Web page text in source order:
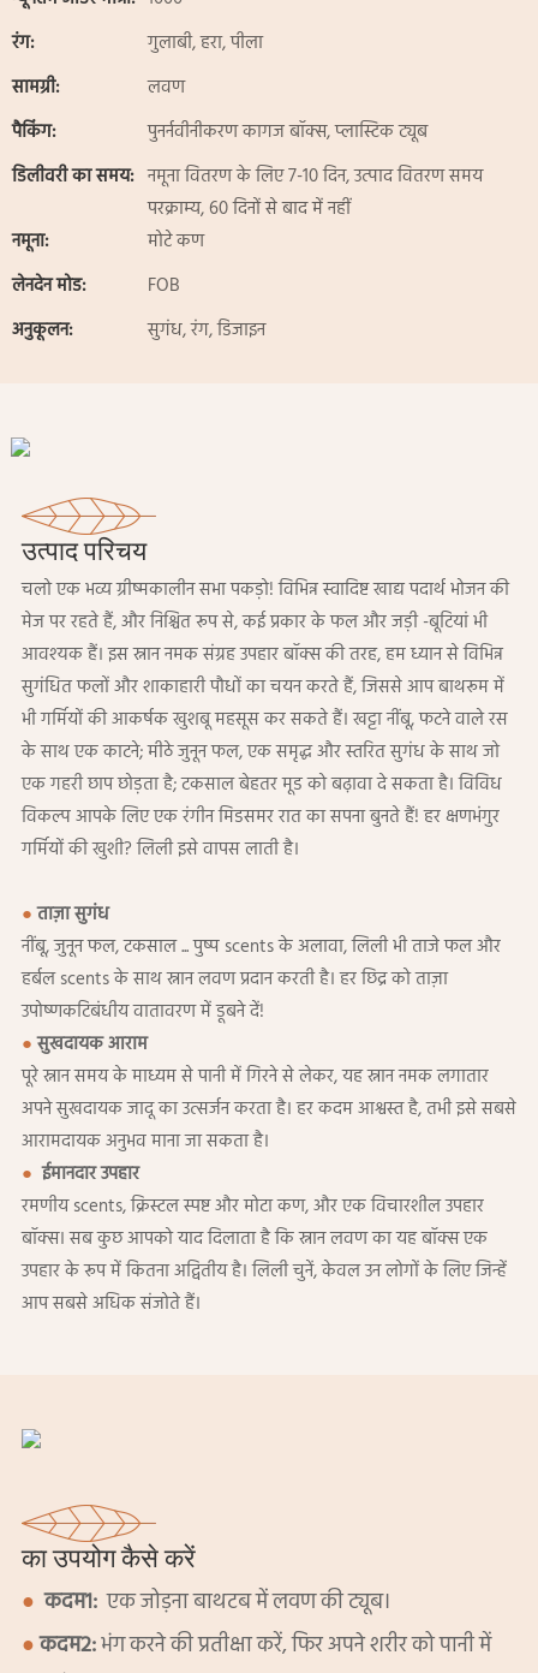
रंग:
गुलाबी, हरा, पीला
सामग्री:
लवण
पैकिंग:
पुनर्नवीनीकरण कागज बॉक्स, प्लास्टिक ट्यूब
डिलीवरी का समय: नमूना वितरण के लिए 7-10 दिन, उत्पाद वितरण समय
परक्राम्य, 60 दिनों से बाद में नहीं
नमूना:
मोटे कण
लेनदेन मोड:
FOB
अनुकूलन:
सुगंध, रंग, डिजाइन
उत्पाद परिचय
चलो एक भव्य ग्रीष्मकालीन सभा पकड़ो! विभिन्न स्वादिष्ट खाद्य पदार्थ भोजन की
मेज पर रहते हैं, और निश्चित रूप से, कई प्रकार के फल और जड़ी -बूटियां भी
आवश्यक हैं। इस स्नान नमक संग्रह उपहार बॉक्स की तरह, हम ध्यान से विभिन्न
सुगंधित फलों और शाकाहारी पौधों का चयन करते हैं, जिससे आप बाथरूम में
भी गर्मियों की आकर्षक खुशबू महसूस कर सकते हैं। खट्टा नींबू, फटने वाले रस
के साथ एक काटने; मीठे जुनून फल, एक समृद्ध और स्तरित सुगंध के साथ जो
एक गहरी छाप छोड़ता है; टकसाल बेहतर मूड को बढ़ावा दे सकता है। विविध
विकल्प आपके लिए एक रंगीन मिडसमर रात का सपना बुनते हैं! हर क्षणभंगुर
गर्मियों की खुशी? लिली इसे वापस लाती है।
●ताज़ा सुगंध
नींबू, जुनून फल, टकसाल ... पुष्प scents के अलावा, लिली भी ताजे फल और
हर्बल scents के साथ स्नान लवण प्रदान करती है। हर छिद्र को ताज़ा
उपोष्णकटिबंधीय वातावरण में डूबने दें!
●सुखदायक आराम
पूरे स्नान समय के माध्यम से पानी में गिरने से लेकर, यह स्नान नमक लगातार
अपने सुखदायक जादू का उत्सर्जन करता है। हर कदम आश्वस्त है, तभी इसे सबसे
आरामदायक अनुभव माना जा सकता है।
● ईमानदार उपहार
रमणीय scents, क्रिस्टल स्पष्ट और मोटा कण, और एक विचारशील उपहार
बॉक्स। सब कुछ आपको याद दिलाता है कि स्नान लवण का यह बॉक्स एक
उपहार के रूप में कितना अद्वितीय है। लिली चुनें, केवल उन लोगों के लिए जिन्हें
आप सबसे अधिक संजोते हैं।
का उपयोग कैसे करें
● कदम1: एक जोड़ना बाथटब में लवण की ट्यूब।
●कदम2:भंग करने की प्रतीक्षा करें, फिर अपने शरीर को पानी में